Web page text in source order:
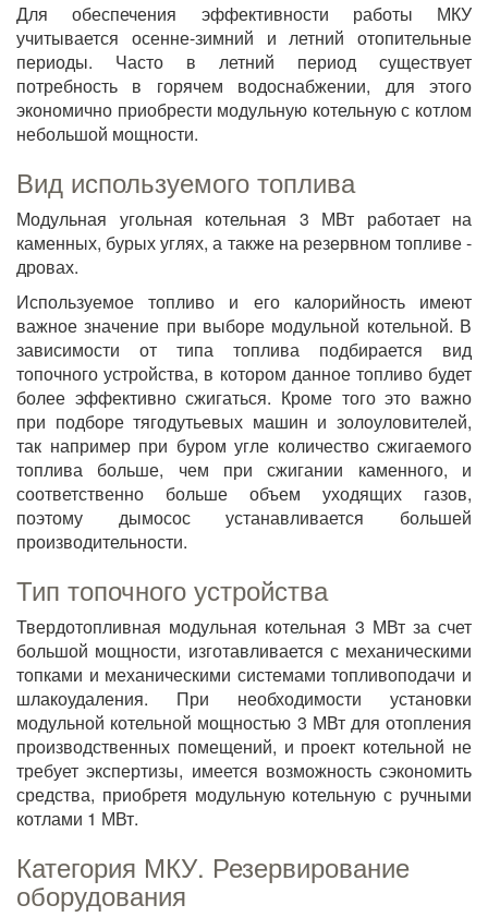
Для обеспечения эффективности работы МКУ
учитывается осенне-зимний и летний отопительные
периоды. Часто в летний период существует
потребность в горячем водоснабжении, для этого
экономично приобрести модульную котельную с котлом
небольшой мощности.
Вид используемого топлива
Модульная угольная котельная 3 МВт работает на
каменных, бурых углях, а также на резервном топливе -
дровах.
Используемое топливо и его калорийность имеют
важное значение при выборе модульной котельной. В
зависимости от типа топлива подбирается вид
топочного устройства, в котором данное топливо будет
более эффективно сжигаться. Кроме того это важно
при подборе тягодутьевых машин и золоуловителей,
так например при буром угле количество сжигаемого
топлива больше, чем при сжигании каменного, и
соответственно больше объем уходящих газов,
поэтому дымосос устанавливается большей
производительности.
Тип топочного устройства
Твердотопливная модульная котельная 3 МВт за счет
большой мощности, изготавливается с механическими
топками и механическими системами топливоподачи и
шлакоудаления. При необходимости установки
модульной котельной мощностью 3 МВт для отопления
производственных помещений, и проект котельной не
требует экспертизы, имеется возможность сэкономить
средства, приобретя модульную котельную с ручными
котлами 1 МВт.
Категория МКУ. Резервирование
оборудования